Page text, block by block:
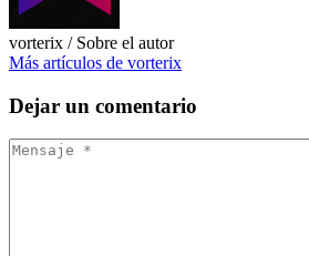
vorterix / Sobre el autor
Más artículos de vorterix
Dejar un comentario